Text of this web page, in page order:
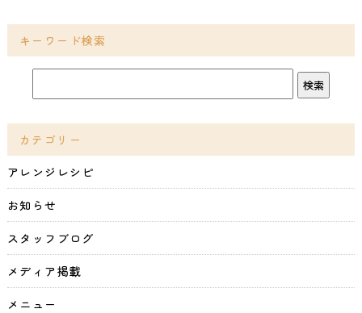
キーワード検索
カテゴリー
アレンジレシピ
お知らせ
スタッフブログ
メディア掲載
メニュー